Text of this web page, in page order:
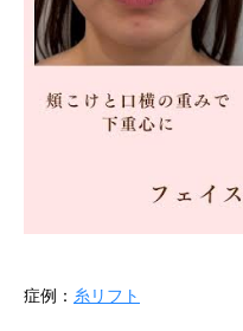
症例： 糸リフト